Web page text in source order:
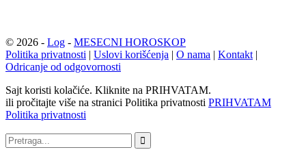
© 2026 - Log - MESECNI HOROSKOP
Politika privatnosti | Uslovi korišćenja | O nama | Kontakt|
Odricanje od odgovornosti
Sajt koristi kolačiće. Kliknite na PRIHVATAM.
ili pročitajte više na stranici Politika privatnosti PRIHVATAM
Politika privatnosti